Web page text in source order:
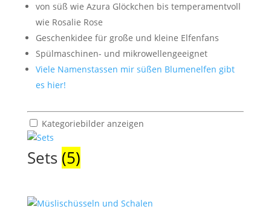
von süß wie Azura Glöckchen bis temperamentvoll
wie Rosalie Rose
Geschenkidee für große und kleine Elfenfans
Spülmaschinen- und mikrowellengeeignet
Viele Namenstassen mir süßen Blumenelfen gibt
es hier!
Kategoriebilder anzeigen
Sets (5)